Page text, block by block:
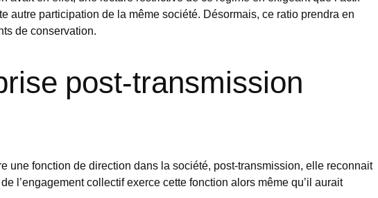
autre participation de la même société. Désormais, ce ratio prendra en
de conservation.
post-transmission
une fonction de direction dans la société, post-transmission, elle reconnait
l’engagement collectif exerce cette fonction alors même qu’il aurait